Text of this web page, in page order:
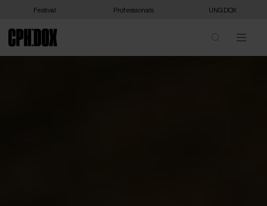
Festival Professionals UNG:DOX